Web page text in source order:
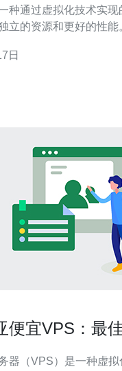
种通过虚拟化技术实
立的资源和更好的性
务商都
日
便宜VPS：最
器（VPS）是一种虚